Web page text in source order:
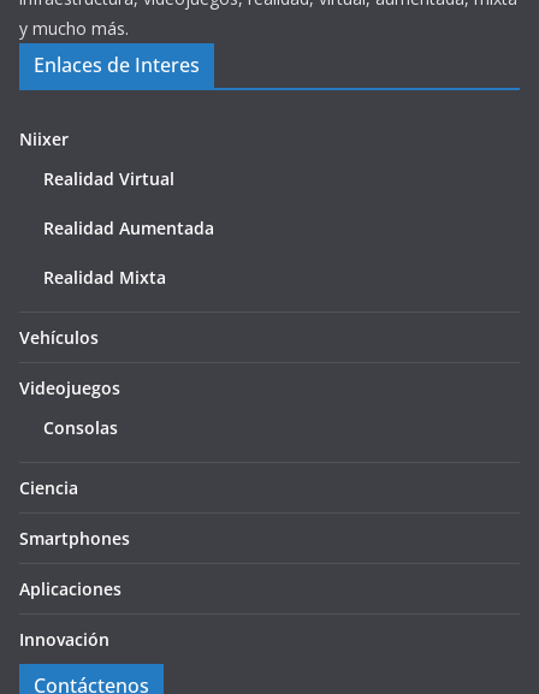
y mucho más.
Enlaces de Interes
Niixer
Realidad Virtual
Realidad Aumentada
Realidad Mixta
Vehículos
Videojuegos
Consolas
Ciencia
Smartphones
Aplicaciones
Innovación
Contáctenos